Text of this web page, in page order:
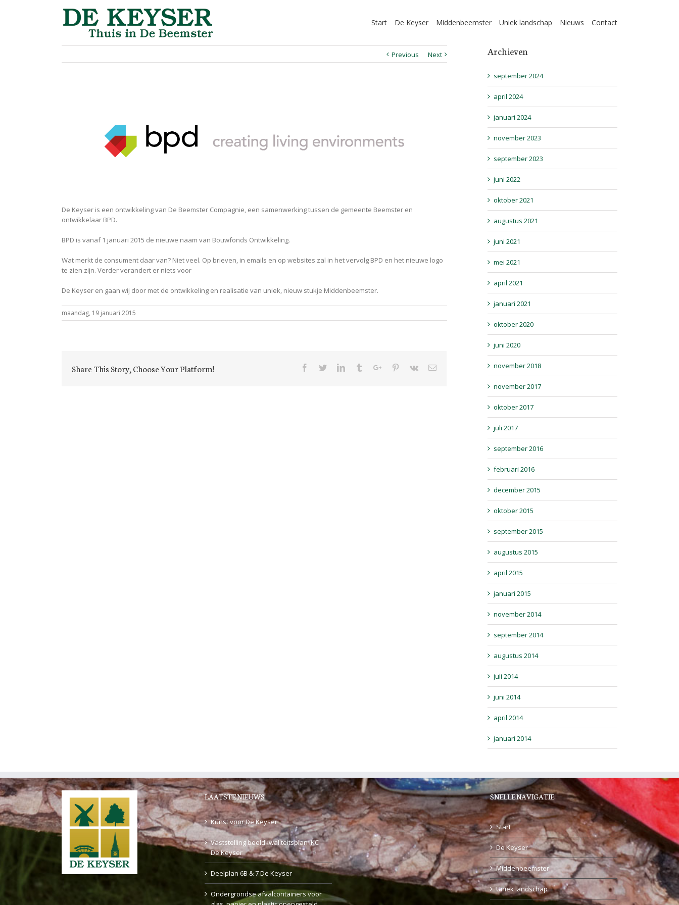
Start De Keyser Middenbeemster Uniek landschap Nieuws Contact
Previous Next
De Keyser is een ontwikkeling van De Beemster Compagnie, een samenwerking tussen de gemeente Beemster en
ontwikkelaar BPD.
BPD is vanaf 1 januari 2015 de nieuwe naam van Bouwfonds Ontwikkeling.
Wat merkt de consument daar van? Niet veel. Op brieven, in emails en op websites zal in het vervolg BPD en het nieuwe logo
te zien zijn. Verder verandert er niets voor
De Keyser en gaan wij door met de ontwikkeling en realisatie van uniek, nieuw stukje Middenbeemster.
maandag, 19 januari 2015
Share This Story, Choose Your Platform! Facebook
TwitterLinkedinTumblrGoogle+Pinterest
Vk Email
Archieven
september 2024
april 2024
januari 2024
november 2023
september 2023
juni 2022
oktober 2021
augustus 2021
juni 2021
mei 2021
april 2021
januari 2021
oktober 2020
juni 2020
november 2018
november 2017
oktober 2017
juli 2017
september 2016
februari 2016
december 2015
oktober 2015
september 2015
augustus 2015
april 2015
januari 2015
november 2014
september 2014
augustus 2014
juli 2014
juni 2014
april 2014
januari 2014
LAATSTE NIEUWS
Kunst voor De Keyser
Vaststelling beeldkwaliteitsplan IKC
De Keyser
Deelplan 6B & 7 De Keyser
Ondergrondse afvalcontainers voor
SNELLE NAVIGATIE
Start
De Keyser
Middenbeemster
Uniek landschap